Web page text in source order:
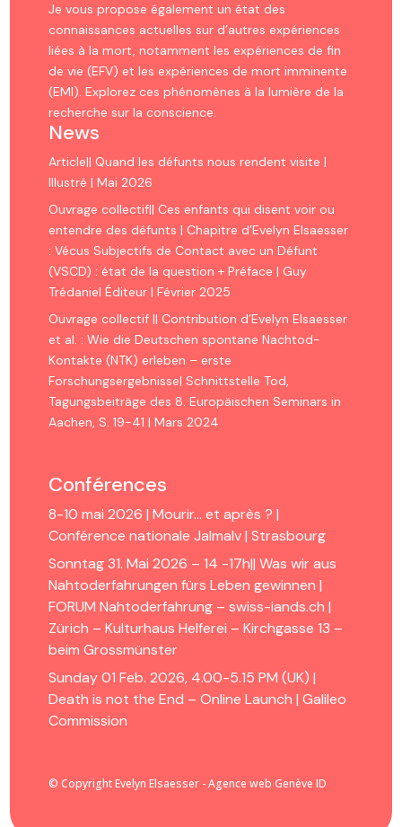
Je vous propose également un état des
connaissances actuelles sur d’autres expériences
liées à la mort, notamment les expériences de fin
de vie (EFV) et les expériences de mort imminente
(EMI). Explorez ces phénomènes à la lumière de la
recherche sur la conscience.
News
Article|| Quand les défunts nous rendent visite |
Illustré | Mai 2026
Ouvrage collectif|| Ces enfants qui disent voir ou
entendre des défunts | Chapitre d’Evelyn Elsaesser
: Vécus Subjectifs de Contact avec un Défunt
(VSCD) : état de la question + Préface | Guy
Trédaniel Éditeur | Février 2025
Ouvrage collectif || Contribution d’Evelyn Elsaesser
et al. : Wie die Deutschen spontane Nachtod-
Kontakte (NTK) erleben – erste
Forschungsergebnisse| Schnittstelle Tod,
Tagungsbeiträge des 8. Europäischen Seminars in
Aachen, S. 19-41 | Mars 2024
Conférences
8-10 mai 2026 | Mourir… et après ? |
Conférence nationale Jalmalv | Strasbourg
Sonntag 31. Mai 2026 – 14 -17h|| Was wir aus
Nahtoderfahrungen fürs Leben gewinnen |
FORUM Nahtoderfahrung – swiss-iands.ch |
Zürich – Kulturhaus Helferei – Kirchgasse 13 –
beim Grossmünster
Sunday 01 Feb. 2026, 4.00-5.15 PM (UK) |
Death is not the End – Online Launch | Galileo
Commission
© Copyright Evelyn Elsaesser - Agence web Genève ID